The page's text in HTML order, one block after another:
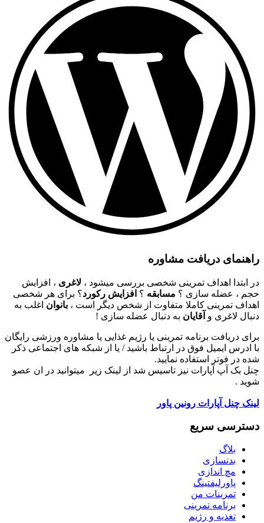
راهنمای دریافت مشاوره
در ابتدا اهداف تمرینی شخصی بررسی میشود ، لاغری ، افزایش
حجم ، عضله سازی ؟ مسابقه ؟ افزایش رکورد؟ برای هر شخصی
اهداف تمرینی کاملا متفاوت از شخص دیگر است ، بانوان اغلب به
دنبال لاغری و آقایان به دنبال عضله سازی !
برای دریافت برنامه تمرینی یا رژیم غذایی یا مشاوره ورزشی رایگان
با ادرس ایمیل فوق در ارتباط باشید / یا از شبکه های اجتماعی ذکر
شده در فوتر استفاده نمایید.
چنل بک آپ آپارات نیز تاسیس شد از لینک زیر میتوانید در ان عصو
شوید .
لینک چنل آپارات رونین پاور
دسترسی سریع
بلاگ
بدنسازی
مچ اندازی
پاورلیفتینگ
تمرینات من
برنامه تمرینی
تغذیه و رژیم